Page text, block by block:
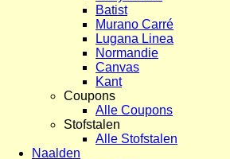
Batist
Murano Carré
Lugana Linea
Normandie
Canvas
Kant
Coupons
Alle Coupons
Stofstalen
Alle Stofstalen
Naalden